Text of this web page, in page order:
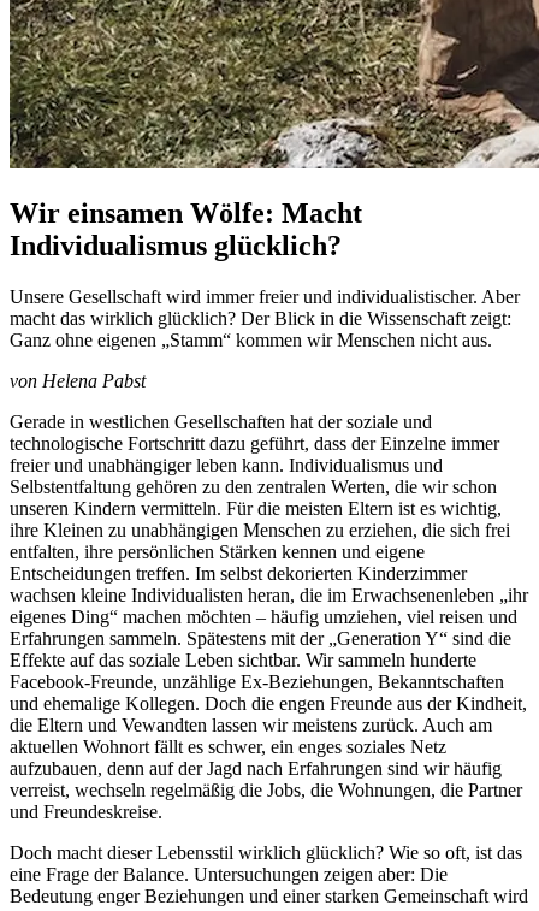
Wir einsamen Wölfe: Macht
Individualismus glücklich?
Unsere Gesellschaft wird immer freier und individualistischer. Aber
macht das wirklich glücklich? Der Blick in die Wissenschaft zeigt:
Ganz ohne eigenen „Stamm“ kommen wir Menschen nicht aus.
von Helena Pabst
Gerade in westlichen Gesellschaften hat der soziale und
technologische Fortschritt dazu geführt, dass der Einzelne immer
freier und unabhängiger leben kann. Individualismus und
Selbstentfaltung gehören zu den zentralen Werten, die wir schon
unseren Kindern vermitteln. Für die meisten Eltern ist es wichtig,
ihre Kleinen zu unabhängigen Menschen zu erziehen, die sich frei
entfalten, ihre persönlichen Stärken kennen und eigene
Entscheidungen treffen. Im selbst dekorierten Kinderzimmer
wachsen kleine Individualisten heran, die im Erwachsenenleben „ihr
eigenes Ding“ machen möchten – häufig umziehen, viel reisen und
Erfahrungen sammeln. Spätestens mit der „Generation Y“ sind die
Effekte auf das soziale Leben sichtbar. Wir sammeln hunderte
Facebook-Freunde, unzählige Ex-Beziehungen, Bekanntschaften
und ehemalige Kollegen. Doch die engen Freunde aus der Kindheit,
die Eltern und Vewandten lassen wir meistens zurück. Auch am
aktuellen Wohnort fällt es schwer, ein enges soziales Netz
aufzubauen, denn auf der Jagd nach Erfahrungen sind wir häufig
verreist, wechseln regelmäßig die Jobs, die Wohnungen, die Partner
und Freundeskreise.
Doch macht dieser Lebensstil wirklich glücklich? Wie so oft, ist das
eine Frage der Balance. Untersuchungen zeigen aber: Die
Bedeutung enger Beziehungen und einer starken Gemeinschaft wird